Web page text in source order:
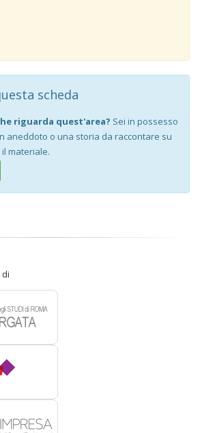
scheda
riguarda quest'area? Sei in possesso
aneddoto o una storia da raccontare su
materiale.
di